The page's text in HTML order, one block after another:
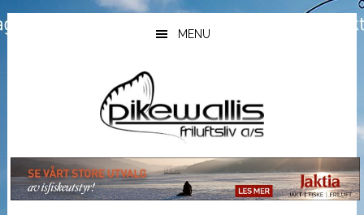
Hopp
til
Hopp
til
Hopp
til
MENU